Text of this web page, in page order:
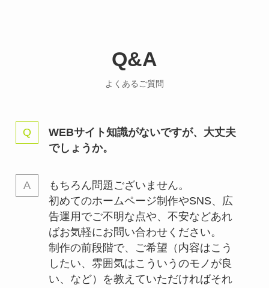
Q&A
よくあるご質問
WEBサイト知識がないですが、大丈夫
でしょうか。
もちろん問題ございません。
初めてのホームページ制作やSNS、広
告運用でご不明な点や、不安などあれ
ばお気軽にお問い合わせください。
制作の前段階で、ご希望（内容はこう
したい、雰囲気はこういうのモノが良
い、など）を教えていただければそれ